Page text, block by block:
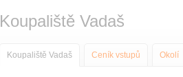
Koupaliště Vadaš
Koupaliště Vadaš Ceník vstupů Okolí